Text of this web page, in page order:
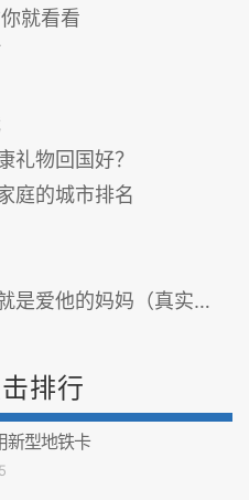
就看看
礼物回国好？
庭的城市排名
他的妈妈（真实故事）
排行
新型地铁卡